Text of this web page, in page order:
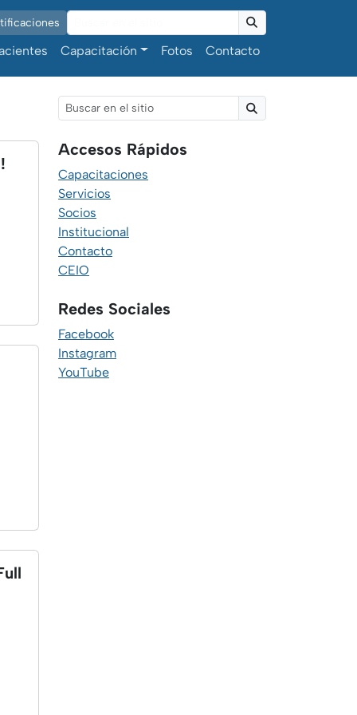
Buscar
Capacitación Fotos Contacto
Buscar
Accesos Rápidos
Capacitaciones
Servicios
Socios
Institucional
Contacto
CEIO
Redes Sociales
Facebook
Instagram
YouTube